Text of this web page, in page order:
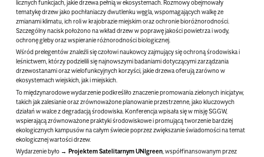
licznych funkcjach, jakie drzewa pełnią w ekosystemach. Rozmowy obejmowały
tematykę drzew jako pochłaniaczy dwutlenku węgla, wspomagających walkę ze
zmianami klimatu, ich roli w krajobrazie miejskim oraz ochronie bioróżnorodności.
Szczególny nacisk położono na wkład drzew w poprawę jakości powietrza i wody,
ochronę gleby oraz wspieranie różnorodności biologicznej.
Wśród prelegentów znaleźli się czołowi naukowcy zajmujący się ochroną środowiska i
leśnictwem, którzy podzielili się najnowszymi badaniami dotyczącymi zarządzania
drzewostanami oraz wielofunkcyjnych korzyści, jakie drzewa oferują zarówno w
ekosystemach wiejskich, jak i miejskich.
To międzynarodowe wydarzenie podkreśliło znaczenie promowania zielonych inicjatyw,
takich jak zalesianie oraz zrównoważone planowanie przestrzenne, jako kluczowych
działań w walce z degradacją środowiska. Konferencja wpisała się w misję SGGW,
wspierającą zrównoważone praktyki środowiskowe i promującą tworzenie bardziej
ekologicznych kampusów na całym świecie poprzez zwiększanie świadomości na temat
ekologicznej wartości drzew.
Wydarzenie było
Projektem Satelitarnym UNIgreen , współfinansowanym przez